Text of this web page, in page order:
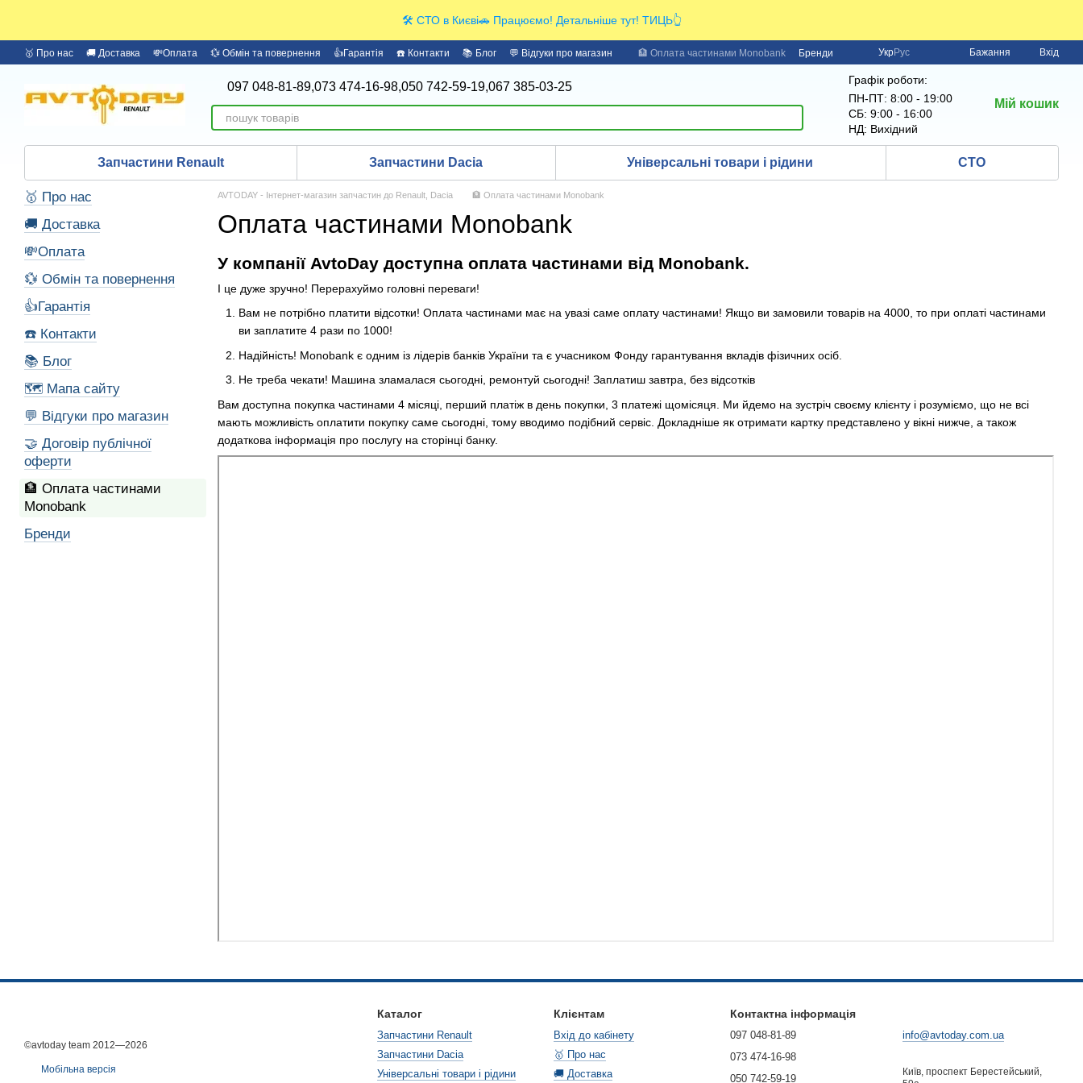
🛠️ СТО в Києві🚗 Працюємо! Детальніше тут! ТИЦЬ👆
🥇 Про нас 🚚 Доставка 💸Оплата 💱 Обмін та повернення 👍Гарантія ☎️ Контакти 📚 Блог 💬 Відгуки про магазин 🏦 Оплата частинами Monobank Бренди УкрРус Бажання Вхід
097 048-81-89,073 474-16-98,050 742-59-19,067 385-03-25
Графік роботи:
ПН-ПТ: 8:00 - 19:00
СБ: 9:00 - 16:00
НД: Вихідний
Мій кошик
Запчастини Renault Запчастини Dacia Універсальні товари і рідини СТО
AVTODAY - Інтернет-магазин запчастин до Renault, Dacia 🏦 Оплата частинами Monobank
Оплата частинами Monobank
У компанії AvtoDay доступна оплата частинами від Monobank.
І це дуже зручно! Перерахуймо головні переваги!
Вам не потрібно платити відсотки! Оплата частинами має на увазі саме оплату частинами! Якщо ви замовили товарів на 4000, то при оплаті частинами
ви заплатите 4 рази по 1000!
Надійність! Monobank є одним із лідерів банків України та є учасником Фонду гарантування вкладів фізичних осіб.
Не треба чекати! Машина зламалася сьогодні, ремонтуй сьогодні! Заплатиш завтра, без відсотків
Вам доступна покупка частинами 4 місяці, перший платіж в день покупки, 3 платежі щомісяця. Ми йдемо на зустріч своєму клієнту і розуміємо, що не всі
мають можливість оплатити покупку саме сьогодні, тому вводимо подібний сервіс. Докладніше як отримати картку представлено у вікні нижче, а також
додаткова інформація про послугу на сторінці банку.
🥇 Про нас
🚚 Доставка
💸Оплата
💱 Обмін та повернення
👍Гарантія
☎️ Контакти
📚 Блог
🗺️ Мапа сайту
💬 Відгуки про магазин
🤝 Договір публічної
оферти
🏦 Оплата частинами
Monobank
Бренди
©avtoday team 2012—2026
Мобільна версія
Каталог
Запчастини Renault
Запчастини Dacia
Універсальні товари і рідини
Клієнтам
Вхід до кабінету
🥇 Про нас
🚚 Доставка
Контактна інформація
097 048-81-89
073 474-16-98
050 742-59-19
info@avtoday.com.ua
Київ, проспект Берестейський,